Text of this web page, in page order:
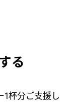
る
1杯分ご支援し